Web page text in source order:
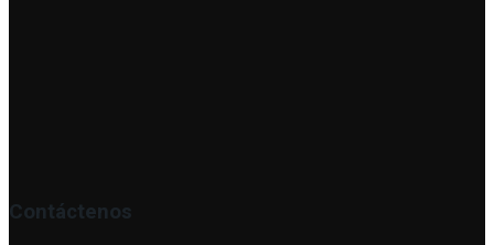
Contáctenos